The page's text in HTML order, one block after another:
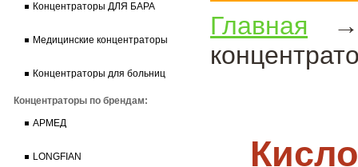
Концентраторы ДЛЯ БАРА
Медицинские концентраторы
Концентраторы для больниц
Концентраторы по брендам:
АРМЕД
LONGFIAN
Главная